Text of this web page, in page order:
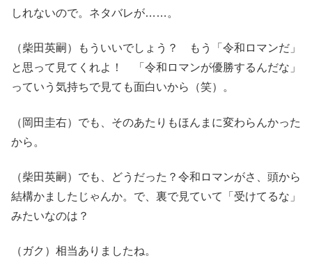
しれないので。ネタバレが……。
（柴田英嗣）もういいでしょう？ もう「令和ロマンだ」
と思って見てくれよ！ 「令和ロマンが優勝するんだな」
っていう気持ちで見ても面白いから（笑）。
（岡田圭右）でも、そのあたりもほんまに変わらんかった
から。
（柴田英嗣）でも、どうだった？令和ロマンがさ、頭から
結構かましたじゃんか。で、裏で見ていて「受けてるな」
みたいなのは？
（ガク）相当ありましたね。